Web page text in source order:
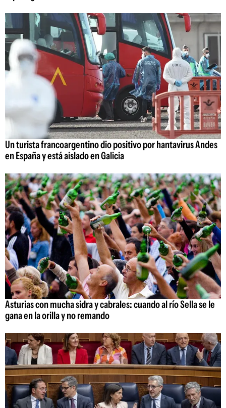
Un turista francoargentino dio positivo por hantavirus Andes
en España y está aislado en Galicia
Asturias con mucha sidra y cabrales: cuando al río Sella se le
gana en la orilla y no remando